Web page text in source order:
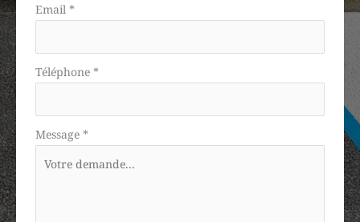
Email *
Téléphone *
Message *